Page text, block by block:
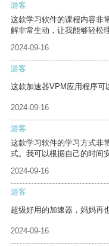
游客
这款学习软件的课程内容非
解非常生动，让我能够轻松
2024-09-16
游客
这款加速器VPM应用程序可
2024-09-16
游客
这款学习软件的学习方式非
式。我可以根据自己的时间
2024-09-16
游客
超级好用的加速器，妈妈再
2024-09-16